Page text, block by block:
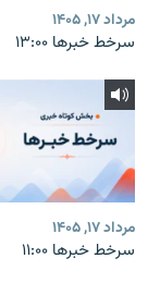
مرداد ۱۷, ۱۴۰۵
سرخط خبرها ۱۳:۰۰
مرداد ۱۷, ۱۴۰۵
سرخط خبرها ۱۱:۰۰